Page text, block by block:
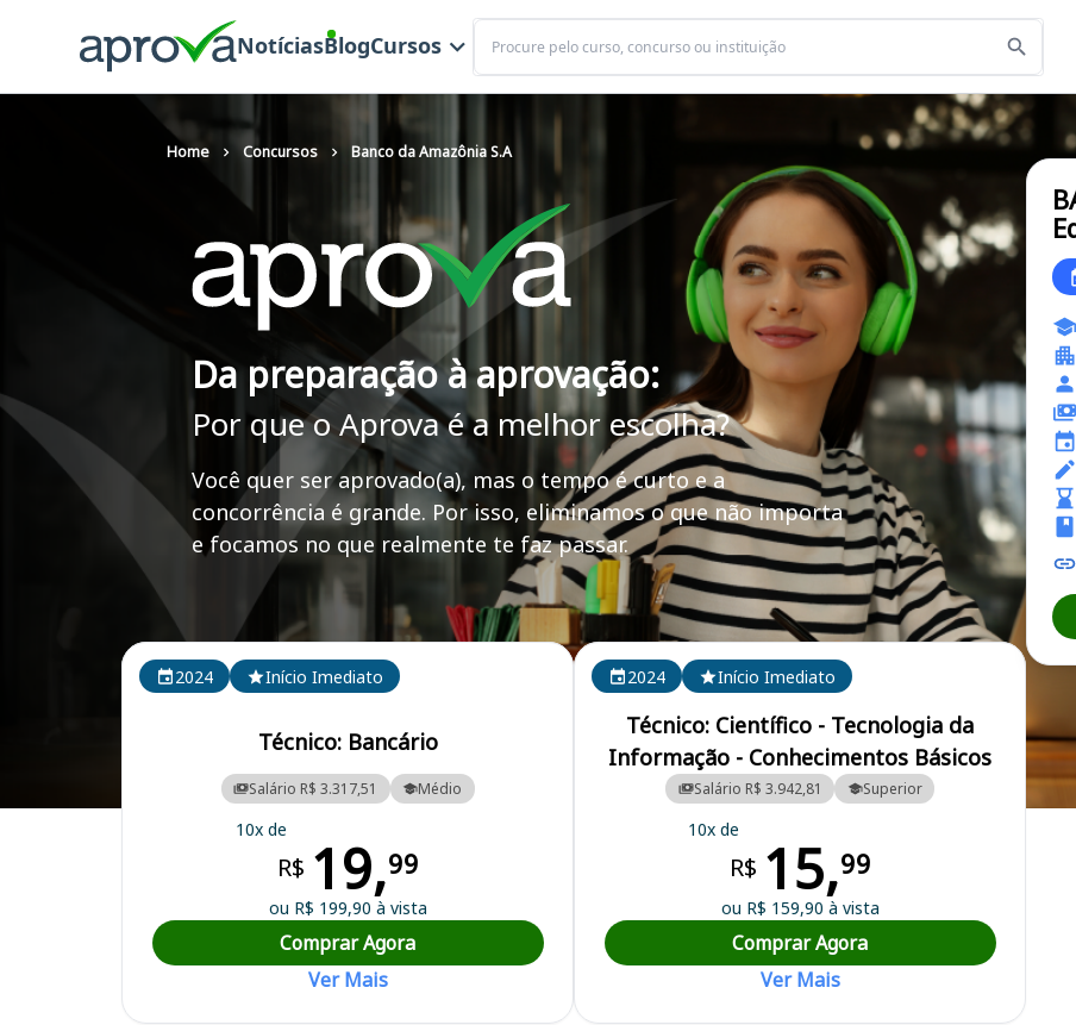
NotíciasBlogCursos
Buscar
Home Concursos Banco da Amazônia S.A
Da preparação à aprovação:
Por que o Aprova é a melhor escolha?
Você quer ser aprovado(a), mas o tempo é curto e a
concorrência é grande. Por isso, eliminamos o que não importa
e focamos no que realmente te faz passar.
Curso Preparatório para o Concurso BASA - Banco da Amazônia S.A
Cursos em destaque para passar no concurso BASA
2024
Início Imediato
Técnico: Bancário
Salário R$ 3.317,51 Médio
10x de
R$ 19,99
ou R$ 199,90 à vista
Comprar Agora
Ver Mais
2024 Início Imediato
Técnico: Científico - Tecnologia da
Informação - Conhecimentos Básicos
Salário R$ 3.942,81 Superior
10x de
R$ 15,99
ou R$ 159,90 à vista
Comprar Agora
Ver Mais